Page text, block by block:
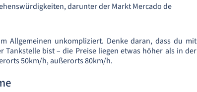
darunter der Markt Mercado de
Allgemeinen unkompliziert. Denke daran, dass du mit
bist – die Preise liegen etwas höher als in der
50km/h, außerorts 80km/h.